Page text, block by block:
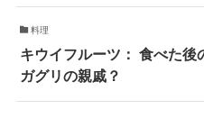
料理
キウイフルーツ： 食べた後
ガグリの親戚？